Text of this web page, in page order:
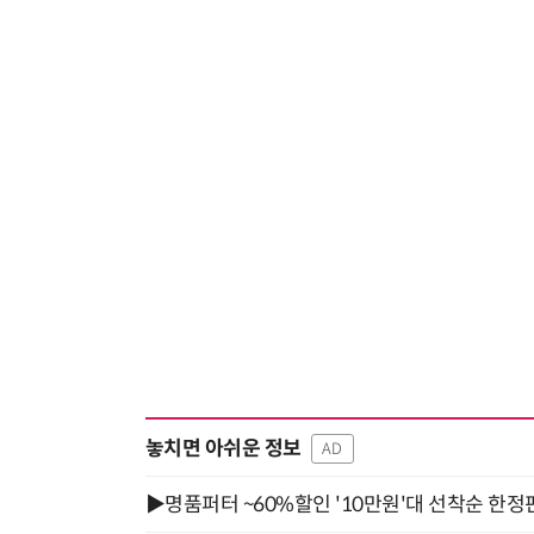
놓치면 아쉬운 정보 AD
▶명품퍼터 ~60%할인 '10만원'대 선착순 한정